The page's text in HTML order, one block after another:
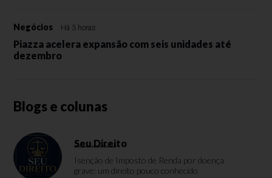
Negócios Há 3 horas
Piazza acelera expansão com seis unidades até
dezembro
Blogs e colunas
Seu Direito
Isenção de Imposto de Renda por doença
grave: um direito pouco conhecido